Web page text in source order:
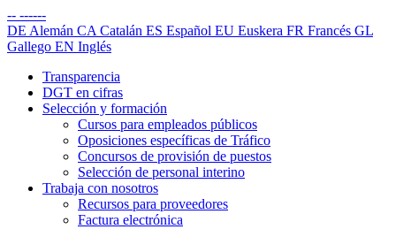
-- ------
DE Alemán CA Catalán ES Español EU Euskera FR Francés GL
Gallego EN Inglés
Transparencia
DGT en cifras
Selección y formación
Cursos para empleados públicos
Oposiciones específicas de Tráfico
Concursos de provisión de puestos
Selección de personal interino
Trabaja con nosotros
Recursos para proveedores
Factura electrónica